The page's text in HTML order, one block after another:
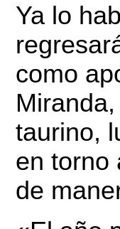
Ya lo
como
taurino,
en torno
de